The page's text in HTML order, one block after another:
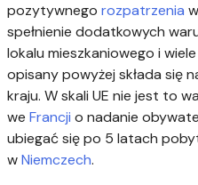
pozytywnego rozpatrzenia
spełnienie dodatkowych
lokalu mieszkaniowego i
opisany powyżej składa się
kraju. W skali UE nie jest to
we Francji o nadanie
ubiegać się po 5 latach
wNiemczech.